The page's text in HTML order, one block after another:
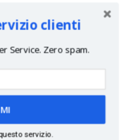
clienti
Service. Zero spam.
servizio.